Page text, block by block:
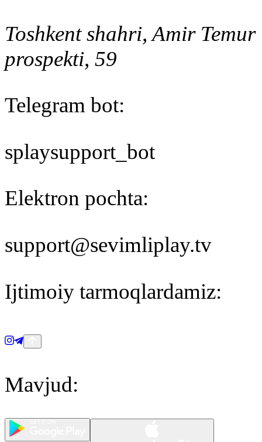
Toshkent shahri, Amir Temur
prospekti, 59
Telegram bot:
splaysupport_bot
Elektron pochta:
support@sevimliplay.tv
Ijtimoiy tarmoqlardamiz:
Mavjud: